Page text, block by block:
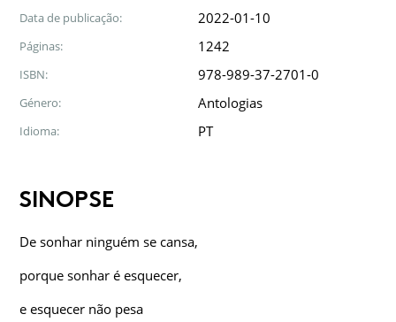
Data de publicação: 2022-01-10
Páginas: 1242
ISBN: 978-989-37-2701-0
Género: Antologias
Idioma: PT
SINOPSE
De sonhar ninguém se cansa,
porque sonhar é esquecer,
e esquecer não pesa